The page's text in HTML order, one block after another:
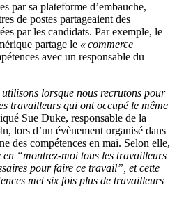
par sa plateforme d’embauche,
de postes partageaient des
par les candidats. Par exemple, le
partage le « commerce
avec un responsable du
lorsque nous recrutons pour
travailleurs qui ont occupé le même
Sue Duke, responsable de la
lors d’un évènement organisé dans
des compétences en mai. Selon elle,
en “montrez-moi tous les travailleurs
pour faire ce travail”, et cette
met six fois plus de travailleurs